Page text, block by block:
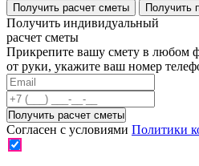
Получить расчет сметы Получить
Получить индивидуальный
расчет сметы
Прикрепите вашу смету в любом
от руки, укажите ваш номер
Согласен с условиями Политики